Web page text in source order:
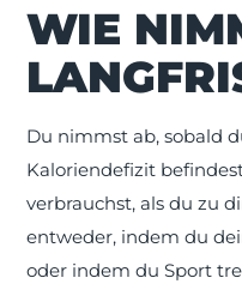
WIE
Du nimmst ab, sobald
Kaloriendefizit
verbrauchst, als du zu
entweder, indem du
oder indem du Sport